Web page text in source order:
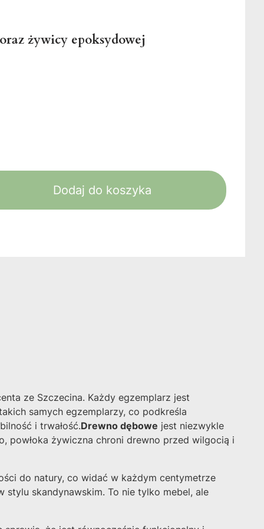
żywicy epoksydowej
Dodaj do koszyka
ze Szczecina. Każdy egzemplarz jest
samych egzemplarzy, co podkreśla
i trwałość.Drewno dębowe jest niezwykle
powłoka żywiczna chroni drewno przed wilgocią i
do natury, co widać w każdym centymetrze
stylu skandynawskim. To nie tylko mebel, ale